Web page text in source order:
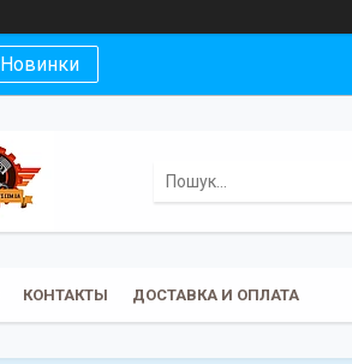
Новинки
КОНТАКТЫ ДОСТАВКА И ОПЛАТА